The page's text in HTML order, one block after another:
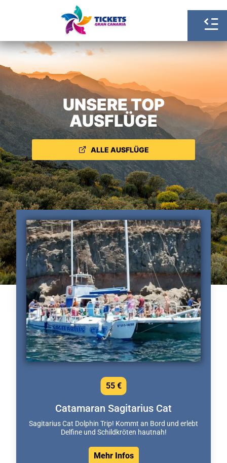
UNSERE TOP
AUSFLÜGE
ALLE AUSFLÜGE
Catamaran Sagitarius Cat
Sagitarius Cat Dolphin Trip! Kommt an Bord und erlebt
Delfine und Schildkröten hautnah!
Mehr Infos
55 €